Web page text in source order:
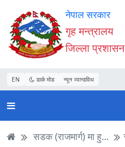
Accessibility
Mode
सुरु
गर्नुहोस्
सामाग्री
पढ्नुहाेस्
नेभिगेसन
पढ्नुहाेस्
वेबसाइट
खोजमा
जानुहोस्
नेपाल सरकार
गृह मन्त्रालय
जिल्ला
EN डार्क मोड न्यून व्यान्डविथ
सडक (राजमार्ग) मा हु...